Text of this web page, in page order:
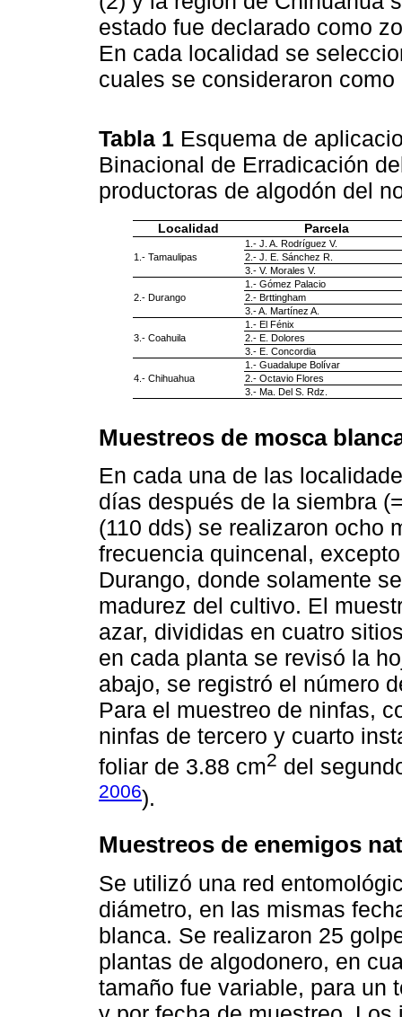
estado fue declarado como
En cada localidad se
cuales se consideraron
Tabla 1 Esquema de
Binacional de Erradicación
productoras de algodón del
Localidad Parcela
1.- Tamaulipas
1.- J. A. Rodríguez V.
2.- J. E. Sánchez R.
3.- V. Morales V.
2.- Durango
1.- Gómez Palacio
2.- Brttingham
3.- A. Martínez A.
3.- Coahuila
1.- El Fénix
2.- E. Dolores
3.- E. Concordia
4.- Chihuahua
1.- Guadalupe Bolívar
2.- Octavio Flores
3.- Ma. Del S. Rdz.
Muestreos de mosca
En cada una de las
días después de la siembra
(110 dds) se realizaron ocho
frecuencia quincenal,
Durango, donde solamente
madurez del cultivo. El
azar, divididas en cuatro
en cada planta se revisó la
abajo, se registró el número
Para el muestreo de ninfas,
ninfas de tercero y cuarto
foliar de 3.88 cm2 del
2006).
Muestreos de enemigos
Se utilizó una red
diámetro, en las mismas
blanca. Se realizaron 25
plantas de algodonero, en
tamaño fue variable, para un